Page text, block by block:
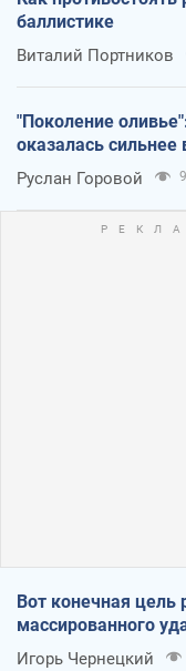
баллистике
Виталий Портников
"Поколение
оказалась сильнее
Руслан Горовой
Вот конечная цель
массированного
Игорь Чернецкий